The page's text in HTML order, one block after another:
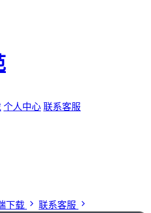
个人中心 联系客服
下载 联系客服